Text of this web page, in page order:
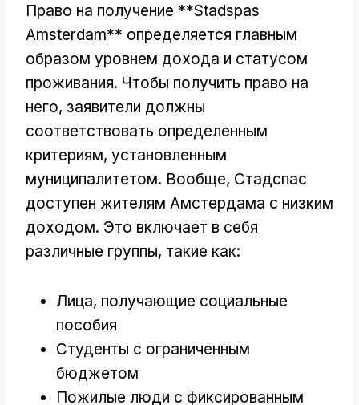
Право на получение **Stadspas
Amsterdam** определяется главным
образом уровнем дохода и статусом
проживания. Чтобы получить право на
него, заявители должны
соответствовать определенным
критериям, установленным
муниципалитетом. Вообще, Стадспас
доступен жителям Амстердама с низким
доходом. Это включает в себя
различные группы, такие как:
Лица, получающие социальные
пособия
Студенты с ограниченным
бюджетом
Пожилые люди с фиксированным